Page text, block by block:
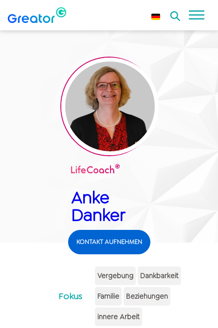
Anke
Danker
KONTAKT AUFNEHMEN
Fokus
Vergebung Dankbarkeit
Familie Beziehungen
innere Arbeit